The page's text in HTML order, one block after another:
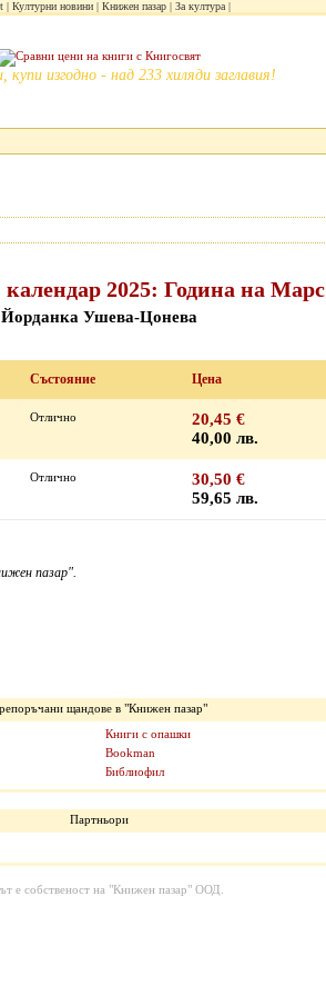
Културни новини Книжен пазар За култура
купи изгодно - над 233 хиляди заглавия!
календар 2025: Година на Марс
Йорданка Ушева-Цонева
Състояние Цена
Отлично
20,45 €
40,00 лв.
Отлично
30,50 €
59,65 лв.
пазар".
щандове в "Книжен пазар"
Книги с опашки
Bookman
Библиофил
Партньори
е собственост на "Книжен пазар" ООД